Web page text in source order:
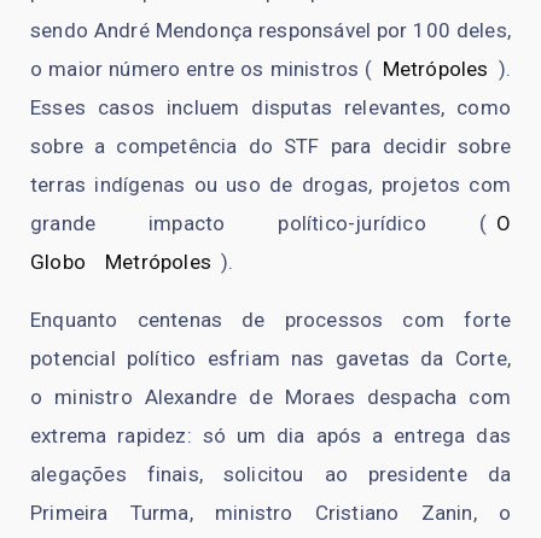
sendo André Mendonça responsável por 100 deles,
o maior número entre os ministros ( Metrópoles ).
Esses casos incluem disputas relevantes, como
sobre a competência do STF para decidir sobre
terras indígenas ou uso de drogas, projetos com
grande impacto político-jurídico ( O
Globo
Metrópoles ).
Enquanto centenas de processos com forte
potencial político esfriam nas gavetas da Corte,
o ministro Alexandre de Moraes despacha com
extrema rapidez: só um dia após a entrega das
alegações finais, solicitou ao presidente da
Primeira Turma, ministro Cristiano Zanin, o